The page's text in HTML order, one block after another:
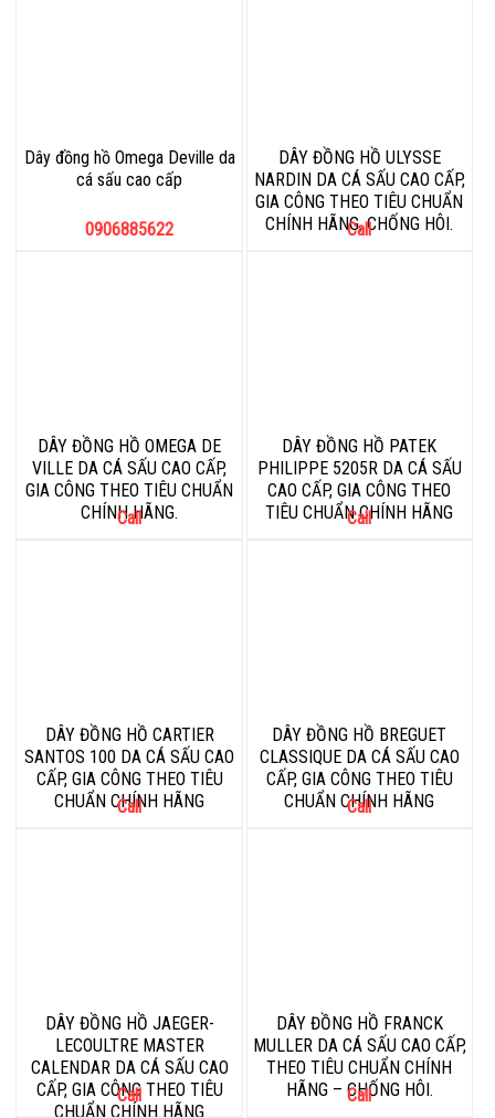
Dây đồng hồ Omega Deville da
cá sấu cao cấp
0906885622
DÂY ĐỒNG HỒ ULYSSE
NARDIN DA CÁ SẤU CAO CẤP,
GIA CÔNG THEO TIÊU CHUẨN
CHÍNH HÃNG, CHỐNG HÔI.
Call
DÂY ĐỒNG HỒ OMEGA DE
VILLE DA CÁ SẤU CAO CẤP,
GIA CÔNG THEO TIÊU CHUẨN
CHÍNH HÃNG.
Call
DÂY ĐỒNG HỒ PATEK
PHILIPPE 5205R DA CÁ SẤU
CAO CẤP, GIA CÔNG THEO
TIÊU CHUẨN CHÍNH HÃNG
Call
DÂY ĐỒNG HỒ CARTIER
SANTOS 100 DA CÁ SẤU CAO
CẤP, GIA CÔNG THEO TIÊU
CHUẨN CHÍNH HÃNG
Call
DÂY ĐỒNG HỒ BREGUET
CLASSIQUE DA CÁ SẤU CAO
CẤP, GIA CÔNG THEO TIÊU
CHUẨN CHÍNH HÃNG
Call
DÂY ĐỒNG HỒ JAEGER-
LECOULTRE MASTER
CALENDAR DA CÁ SẤU CAO
CẤP, GIA CÔNG THEO TIÊU
CHUẨN CHÍNH HÃNG
Call
DÂY ĐỒNG HỒ FRANCK
MULLER DA CÁ SẤU CAO CẤP,
THEO TIÊU CHUẨN CHÍNH
HÃNG – CHỐNG HÔI.
Call